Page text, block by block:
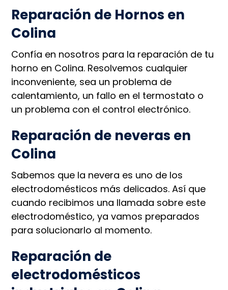
Reparación de Hornos en
Colina
Confía en nosotros para la reparación de tu
horno en Colina. Resolvemos cualquier
inconveniente, sea un problema de
calentamiento, un fallo en el termostato o
un problema con el control electrónico.
Reparación de neveras en
Colina
Sabemos que la nevera es uno de los
electrodomésticos más delicados. Así que
cuando recibimos una llamada sobre este
electrodoméstico, ya vamos preparados
para solucionarlo al momento.
Reparación de
electrodomésticos